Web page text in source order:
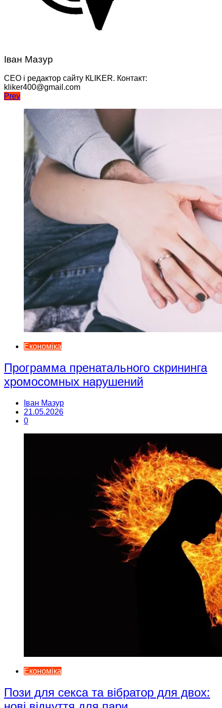
Іван Мазур
CEO і редактор сайту КLIKER. Контакт:
kliker400@gmail.com
Навігація
записів
Prev
Економіка
Программа пренатального скрининга
хромосомных нарушений
Іван Мазур
21.05.2026
0
Економіка
Пози для секса та вібратор для двох: